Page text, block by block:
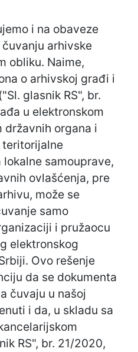
i na obaveze
arhivske
obliku. Naime,
o arhivskoj građi i
glasnik RS", br.
u elektronskom
državnih organa i
teritorijalne
samouprave,
ovlašćenja, pre
može se
samo
i pružaocu
elektronskog
Ovo rešenje
da se dokumenta
čuvaju u našoj
i da, u skladu sa
RS", br. 21/2020,